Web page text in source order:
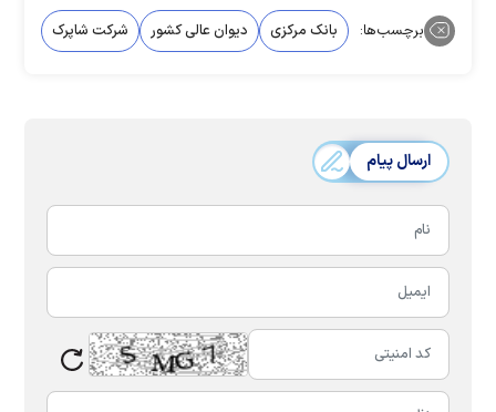
برچسب‌ها: بانک مرکزی دیوان عالی کشور شرکت شاپرک
ارسال پیام